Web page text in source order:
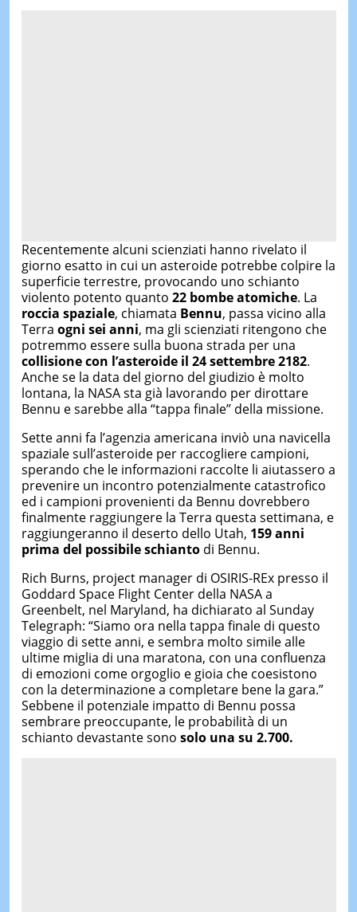
Recentemente alcuni scienziati hanno rivelato il
giorno esatto in cui un asteroide potrebbe colpire la
superficie terrestre, provocando uno schianto
violento potento quanto 22 bombe atomiche. La
roccia spaziale, chiamata Bennu, passa vicino alla
Terra ogni sei anni, ma gli scienziati ritengono che
potremmo essere sulla buona strada per una
collisione con l’asteroide il 24 settembre 2182.
Anche se la data del giorno del giudizio è molto
lontana, la NASA sta già lavorando per dirottare
Bennu e sarebbe alla “tappa finale” della missione.
Sette anni fa l’agenzia americana inviò una navicella
spaziale sull’asteroide per raccogliere campioni,
sperando che le informazioni raccolte li aiutassero a
prevenire un incontro potenzialmente catastrofico
ed i campioni provenienti da Bennu dovrebbero
finalmente raggiungere la Terra questa settimana, e
raggiungeranno il deserto dello Utah, 159 anni
prima del possibile schiantodi Bennu.
Rich Burns, project manager di OSIRIS-REx presso il
Goddard Space Flight Center della NASA a
Greenbelt, nel Maryland, ha dichiarato al Sunday
Telegraph: “Siamo ora nella tappa finale di questo
viaggio di sette anni, e sembra molto simile alle
ultime miglia di una maratona, con una confluenza
di emozioni come orgoglio e gioia che coesistono
con la determinazione a completare bene la gara.”
Sebbene il potenziale impatto di Bennu possa
sembrare preoccupante, le probabilità di un
schianto devastante sono solo una su 2.700.